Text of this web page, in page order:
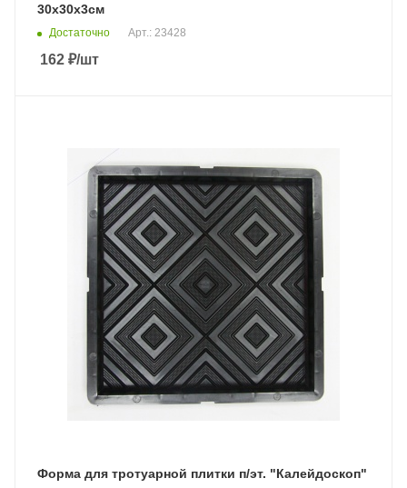
30х30х3см
Достаточно Арт.: 23428
162 ₽/шт
Форма для тротуарной плитки п/эт. "Калейдоскоп"